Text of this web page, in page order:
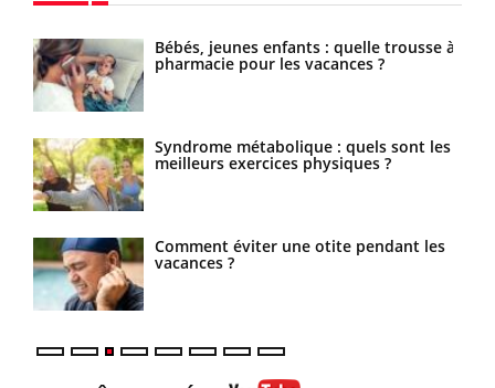
Bébés, jeunes enfants : quelle trousse à
pharmacie pour les vacances ?
Syndrome métabolique : quels sont les
meilleurs exercices physiques ?
Comment éviter une otite pendant les
vacances ?